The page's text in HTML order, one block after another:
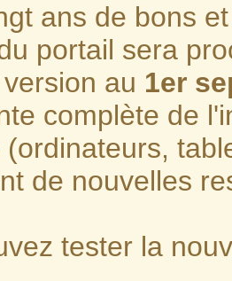
ans de bons
portail sera
au 1er
complète de
(ordinateurs,
de nouvelles
tester la